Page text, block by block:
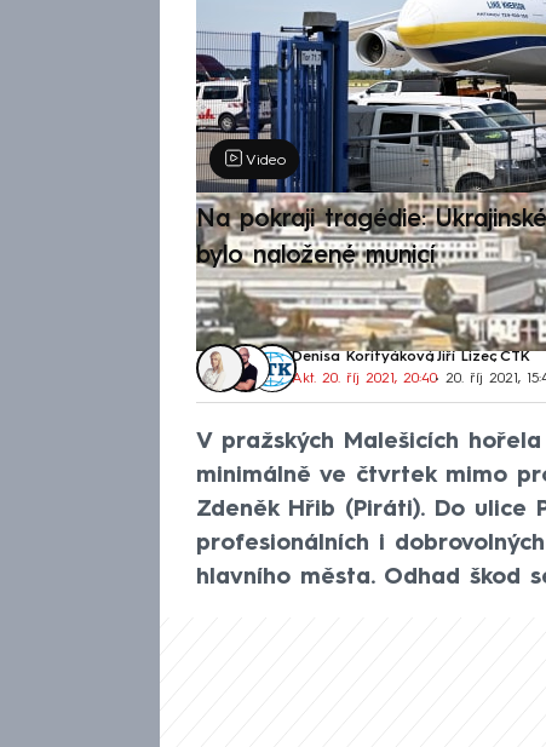
Video
Na pokraji tragédie:
bylo naložené municí
Denisa Korityáková,Jiří Lizec,ČTK
Akt. 20. říj 2021, 20:40• 20. říj 2021,
V pražských Malešicích
minimálně ve čtvrtek mimo
Zdeněk Hřib (Piráti). Do ulice
profesionálních i
hlavního města. Odhad škod